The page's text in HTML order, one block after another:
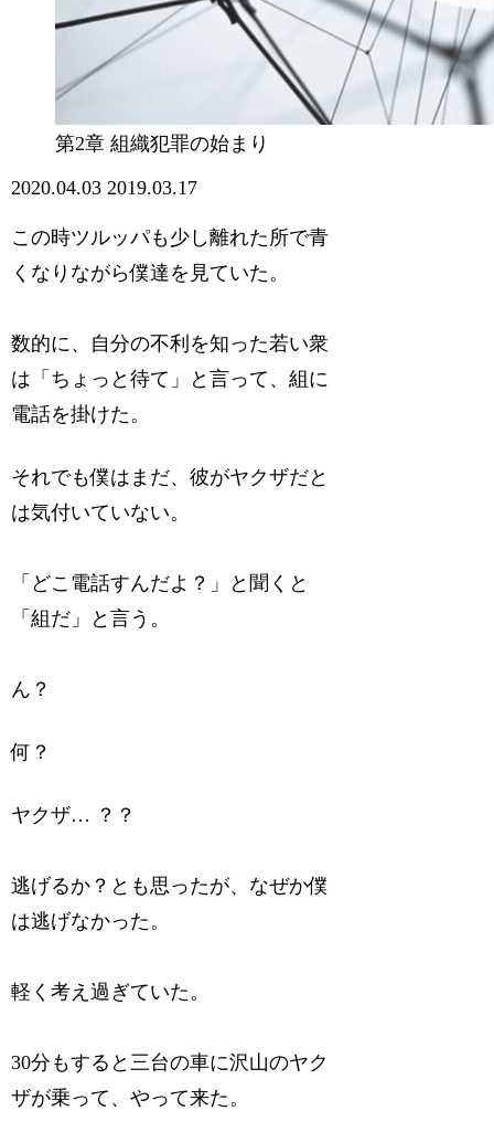
第2章 組織犯罪の始まり
2020.04.03 2019.03.17
この時ツルッパも少し離れた所で青
くなりながら僕達を見ていた。
数的に、自分の不利を知った若い衆
は「ちょっと待て」と言って、組に
電話を掛けた。
それでも僕はまだ、彼がヤクザだと
は気付いていない。
「どこ電話すんだよ？」と聞くと
「組だ」と言う。
ん？
何？
ヤクザ… ？？
逃げるか？とも思ったが、なぜか僕
は逃げなかった。
軽く考え過ぎていた。
30分もすると三台の車に沢山のヤク
ザが乗って、やって来た。